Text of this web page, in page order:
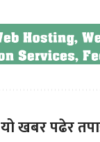
यो खबर पढेर